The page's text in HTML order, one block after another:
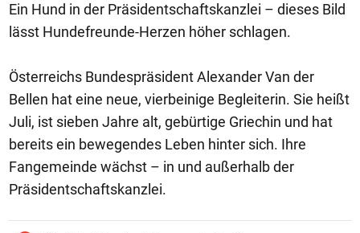
Ein Hund in der Präsidentschaftskanzlei – dieses Bild
lässt Hundefreunde-Herzen höher schlagen.
Österreichs Bundespräsident Alexander Van der
Bellen hat eine neue, vierbeinige Begleiterin. Sie heißt
Juli, ist sieben Jahre alt, gebürtige Griechin und hat
bereits ein bewegendes Leben hinter sich. Ihre
Fangemeinde wächst – in und außerhalb der
Präsidentschaftskanzlei.